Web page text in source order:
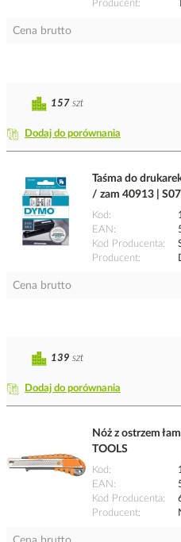
Producent
Cena brutto
Dodaj do porównania
157 szt
Taśma do
/ zam 40913 |
Kod
EAN
Kod Producenta
Producent
Cena brutto
Dodaj do porównania
139 szt
Nóż z ostrzem
TOOLS
Kod
EAN
Kod Producenta
Producent